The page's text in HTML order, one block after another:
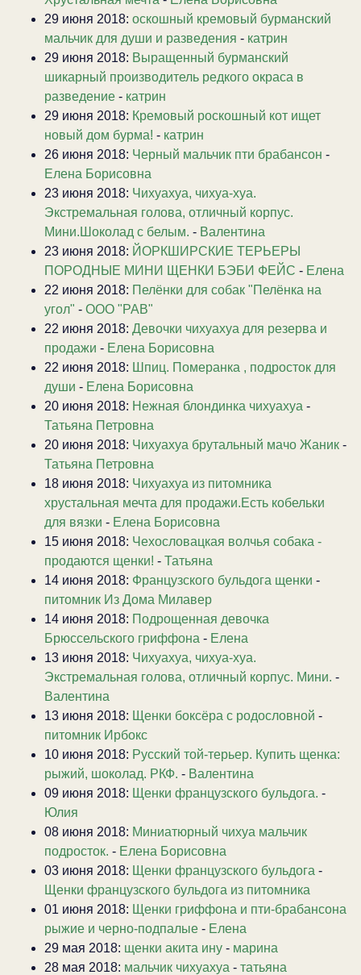
29 июня 2018: оскошный кремовый бурманский
мальчик для души и разведения - катрин
29 июня 2018: Выращенный бурманский
шикарный производитель редкого окраса в
разведение - катрин
29 июня 2018: Кремовый роскошный кот ищет
новый дом бурма! - катрин
26 июня 2018: Черный мальчик пти брабансон -
Елена Борисовна
23 июня 2018: Чихуахуа, чихуа-хуа.
Экстремальная голова, отличный корпус.
Мини.Шоколад с белым. - Валентина
23 июня 2018: ЙОРКШИРСКИЕ ТЕРЬЕРЫ
ПОРОДНЫЕ МИНИ ЩЕНКИ БЭБИ ФЕЙС - Елена
22 июня 2018: Пелёнки для собак "Пелёнка на
угол" - ООО "РАВ"
22 июня 2018: Девочки чихуахуа для резерва и
продажи - Елена Борисовна
22 июня 2018: Шпиц. Померанка , подросток для
души - Елена Борисовна
20 июня 2018: Нежная блондинка чихуахуа -
Татьяна Петровна
20 июня 2018: Чихуахуа брутальный мачо Жаник -
Татьяна Петровна
18 июня 2018: Чихуахуа из питомника
хрустальная мечта для продажи.Есть кобельки
для вязки - Елена Борисовна
15 июня 2018: Чехословацкая волчья собака -
продаются щенки! - Татьяна
14 июня 2018: Французского бульдога щенки -
питомник Из Дома Милавер
14 июня 2018: Подрощенная девочка
Брюссельского гриффона - Елена
13 июня 2018: Чихуахуа, чихуа-хуа.
Экстремальная голова, отличный корпус. Мини. -
Валентина
13 июня 2018: Щенки боксёра с родословной -
питомник Ирбокс
10 июня 2018: Русский той-терьер. Купить щенка:
рыжий, шоколад. РКФ. - Валентина
09 июня 2018: Щенки французского бульдога. -
Юлия
08 июня 2018: Миниатюрный чихуа мальчик
подросток. - Елена Борисовна
03 июня 2018: Щенки французского бульдога -
Щенки французского бульдога из питомника
01 июня 2018: Щенки гриффона и пти-брабансона
рыжие и черно-подпалые - Елена
29 мая 2018: щенки акита ину - марина
28 мая 2018: мальчик чихуахуа - татьяна